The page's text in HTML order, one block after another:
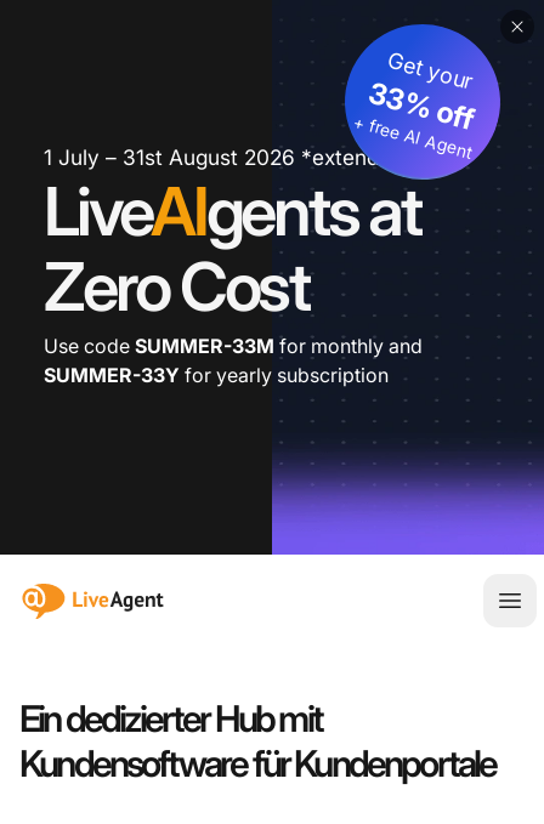
1 July – 31st August 2026 *extended
LiveAIgents at
Zero Cost
Get your
33% off
+ free AI Agent
Use code SUMMER-33M for monthly and
SUMMER-33Y for yearly subscription
:site.title
Ein dedizierter Hub mit
Kundensoftware für Kundenportale